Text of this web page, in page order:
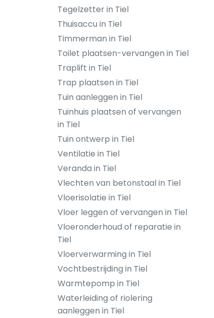
Tegelzetter in Tiel
Thuisaccu in Tiel
Timmerman in Tiel
Toilet plaatsen-vervangen in Tiel
Traplift in Tiel
Trap plaatsen in Tiel
Tuin aanleggen in Tiel
Tuinhuis plaatsen of vervangen
in Tiel
Tuin ontwerp in Tiel
Ventilatie in Tiel
Veranda in Tiel
Vlechten van betonstaal in Tiel
Vloerisolatie in Tiel
Vloer leggen of vervangen in Tiel
Vloeronderhoud of reparatie in
Tiel
Vloerverwarming in Tiel
Vochtbestrijding in Tiel
Warmtepomp in Tiel
Waterleiding of riolering
aanleggen in Tiel